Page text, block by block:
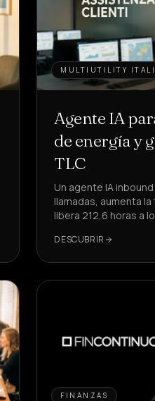
MULTIUTILITY
Agente IA
de energía y
TLC
Un agente IA
llamadas, aumenta
libera 212,6 horas a
DESCUBRIR
FINANZAS